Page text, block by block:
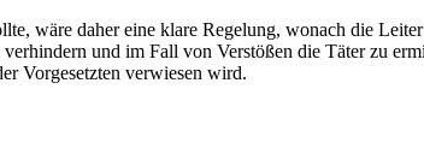
wäre daher eine klare Regelung, wonach die
und im Fall von Verstößen die Täter zu
Vorgesetzten verwiesen wird.